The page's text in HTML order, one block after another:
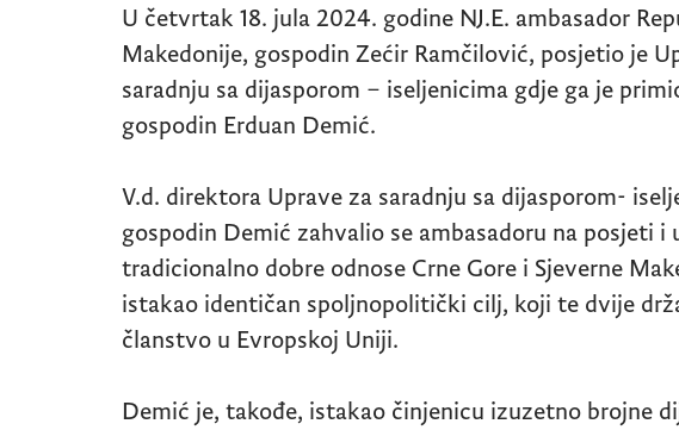
U četvrtak 18. jula 2024. godine NJ.E. ambasador
Makedonije, gospodin Zećir Ramčilović, posjetio je
saradnju sa dijasporom – iseljenicima gdje ga je
gospodin Erduan Demić.
V.d. direktora Uprave za saradnju sa dijasporom-
gospodin Demić zahvalio se ambasadoru na posjeti i
tradicionalno dobre odnose Crne Gore i Sjeverne
istakao identičan spoljnopolitički cilj, koji te dvije
članstvo u Evropskoj Uniji.
Demić je, takođe, istakao činjenicu izuzetno brojne